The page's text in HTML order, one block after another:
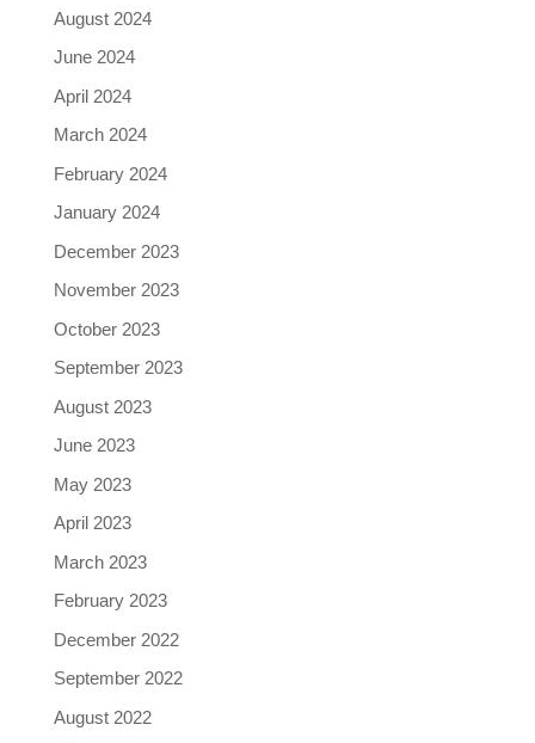
August 2024
June 2024
April 2024
March 2024
February 2024
January 2024
December 2023
November 2023
October 2023
September 2023
August 2023
June 2023
May 2023
April 2023
March 2023
February 2023
December 2022
September 2022
August 2022